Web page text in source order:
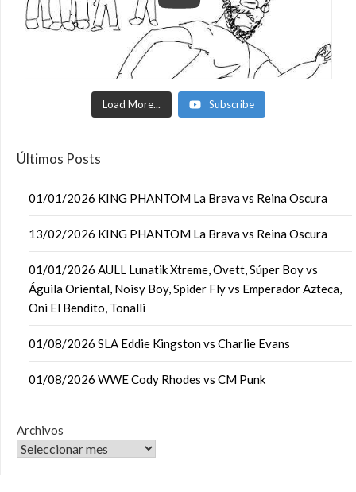
Load More... Subscribe
Últimos Posts
01/01/2026 KING PHANTOM La Brava vs Reina Oscura
13/02/2026 KING PHANTOM La Brava vs Reina Oscura
01/01/2026 AULL Lunatik Xtreme, Ovett, Súper Boy vs
Águila Oriental, Noisy Boy, Spider Fly vs Emperador Azteca,
Oni El Bendito, Tonalli
01/08/2026 SLA Eddie Kingston vs Charlie Evans
01/08/2026 WWE Cody Rhodes vs CM Punk
Archivos